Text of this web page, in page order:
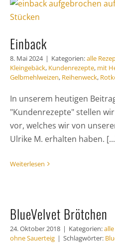
Einback
8. Mai 2024 | Kategorien:alle
Kleingebäck, Kundenrezepte, mit
Gelbmehlweizen, Reihenweck,
In unserem heutigen
"Kundenrezepte" stellen
vor, welches wir von
Ulrike M. erhalten haben.
Weiterlesen
BlueVelvet Brötchen
24. Oktober 2018 | Kategorien:
ohne Sauerteig | Schlagwörter: